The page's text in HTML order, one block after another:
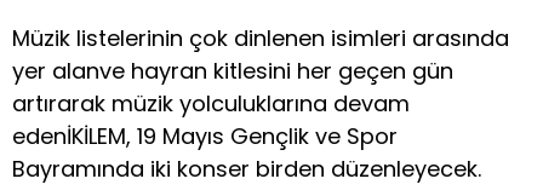
Müzik listelerinin çok dinlenen isimleri arasında
yer alanve hayran kitlesini her geçen gün
artırarak müzik yolculuklarına devam
edenİKİLEM, 19 Mayıs Gençlik ve Spor
Bayramında iki konser birden düzenleyecek.